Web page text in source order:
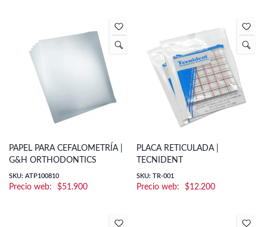
PAPEL PARA CEFALOMETRÍA |
G&H ORTHODONTICS
SKU: ATP100810
$51.900
PLACA RETICULADA |
TECNIDENT
SKU: TR-001
$12.200